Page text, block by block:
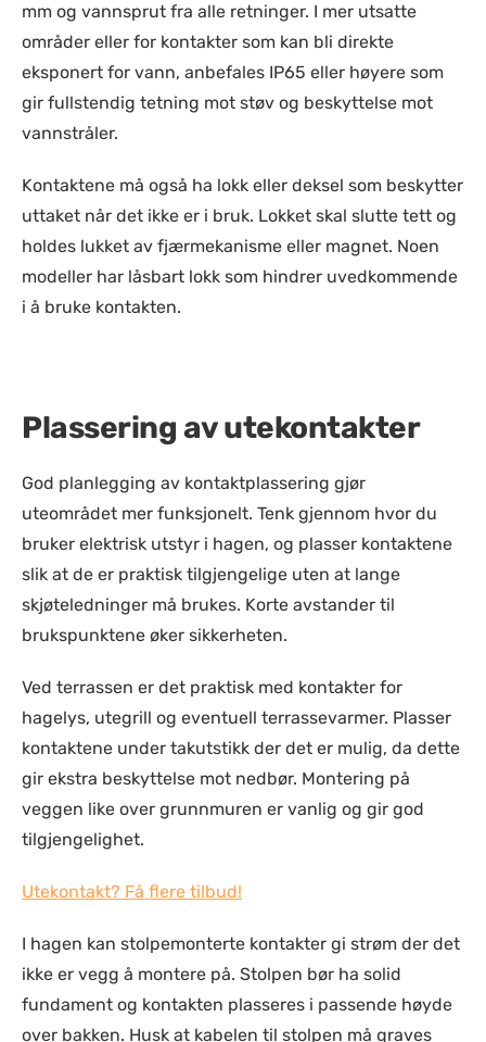
mm og vannsprut fra alle retninger. I mer utsatte
områder eller for kontakter som kan bli direkte
eksponert for vann, anbefales IP65 eller høyere som
gir fullstendig tetning mot støv og beskyttelse mot
vannstråler.
Kontaktene må også ha lokk eller deksel som beskytter
uttaket når det ikke er i bruk. Lokket skal slutte tett og
holdes lukket av fjærmekanisme eller magnet. Noen
modeller har låsbart lokk som hindrer uvedkommende
i å bruke kontakten.
Plassering av utekontakter
God planlegging av kontaktplassering gjør
uteområdet mer funksjonelt. Tenk gjennom hvor du
bruker elektrisk utstyr i hagen, og plasser kontaktene
slik at de er praktisk tilgjengelige uten at lange
skjøteledninger må brukes. Korte avstander til
brukspunktene øker sikkerheten.
Ved terrassen er det praktisk med kontakter for
hagelys, utegrill og eventuell terrassevarmer. Plasser
kontaktene under takutstikk der det er mulig, da dette
gir ekstra beskyttelse mot nedbør. Montering på
veggen like over grunnmuren er vanlig og gir god
tilgjengelighet.
Utekontakt? Få flere tilbud!
I hagen kan stolpemonterte kontakter gi strøm der det
ikke er vegg å montere på. Stolpen bør ha solid
fundament og kontakten plasseres i passende høyde
over bakken. Husk at kabelen til stolpen må graves